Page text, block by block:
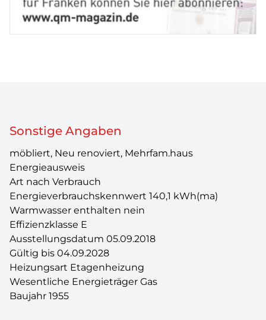
Sonstige Angaben
möbliert, Neu renoviert, Mehrfam.haus
Energieausweis
Art nach Verbrauch
Energieverbrauchskennwert 140,1 kWh(ma)
Warmwasser enthalten nein
Effizienzklasse E
Ausstellungsdatum 05.09.2018
Gültig bis 04.09.2028
Heizungsart Etagenheizung
Wesentliche Energieträger Gas
Baujahr 1955